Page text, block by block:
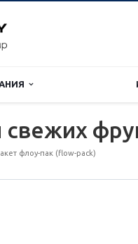
флоу-пак (flow-pack)